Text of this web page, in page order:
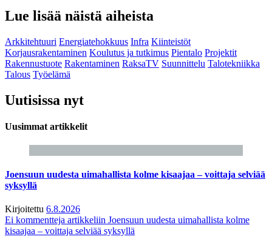
Lue lisää näistä aiheista
Arkkitehtuuri Energiatehokkuus Infra Kiinteistöt
Korjausrakentaminen Koulutus ja tutkimus Pientalo Projektit
Rakennustuote Rakentaminen RaksaTV Suunnittelu Talotekniikka
Talous Työelämä
Uutisissa nyt
Uusimmat artikkelit
Joensuun uudesta uimahallista kolme kisaajaa – voittaja selviää
syksyllä
Kirjoitettu 6.8.2026
Ei kommentteja artikkeliin Joensuun uudesta uimahallista kolme
kisaajaa – voittaja selviää syksyllä